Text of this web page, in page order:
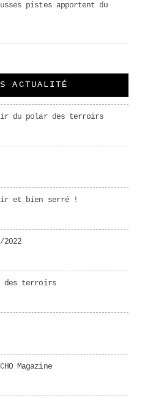
pistes apportent du
ACTUALITÉ
du polar des terroirs
et bien serré !
des terroirs
Magazine